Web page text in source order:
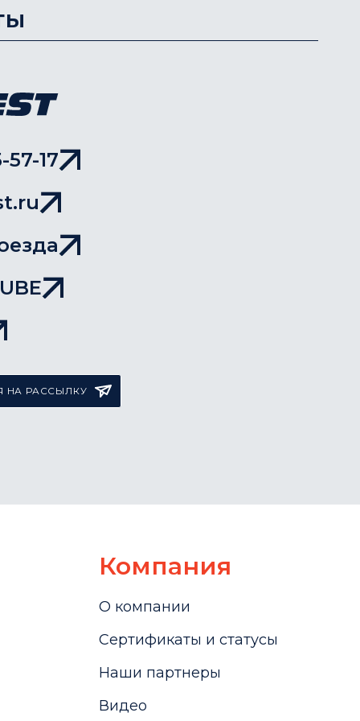
57-17
НА РАССЫЛКУ
Компания
О компании
Сертификаты и статусы
Наши партнеры
Видео